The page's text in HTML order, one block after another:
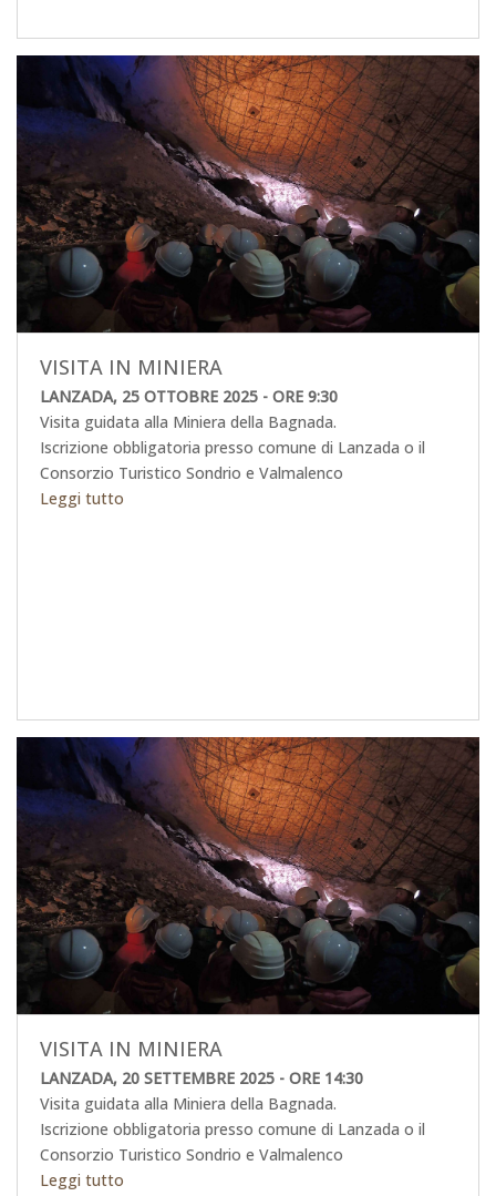
VISITA IN MINIERA
LANZADA, 25 OTTOBRE 2025 - ORE 9:30
Visita guidata alla Miniera della Bagnada.
Iscrizione obbligatoria presso comune di Lanzada o il
Consorzio Turistico Sondrio e Valmalenco
Leggi tutto
VISITA IN MINIERA
LANZADA, 20 SETTEMBRE 2025 - ORE 14:30
Visita guidata alla Miniera della Bagnada.
Iscrizione obbligatoria presso comune di Lanzada o il
Consorzio Turistico Sondrio e Valmalenco
Leggi tutto